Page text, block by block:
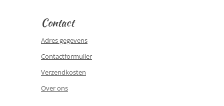
Contact
Adres gegevens
Contactformulier
Verzendkosten
Over ons